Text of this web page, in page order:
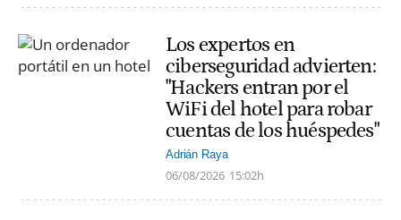
Los expertos en
ciberseguridad advierten:
"Hackers entran por el
WiFi del hotel para robar
cuentas de los huéspedes"
Adrián Raya
06/08/2026 15:02h